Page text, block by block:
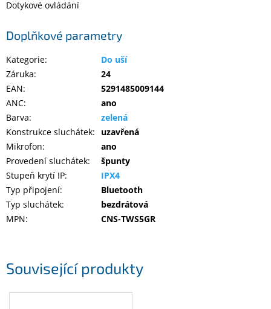
Související produkty
Dotykové ovládání
Doplňkové parametry
Kategorie:
Do uší
Záruka:
24
EAN:
5291485009144
ANC:
ano
Barva:
zelená
Konstrukce sluchátek:
uzavřená
Mikrofon:
ano
Provedení sluchátek:
špunty
Stupeň krytí IP:
IPX4
Typ připojení:
Bluetooth
Typ sluchátek:
bezdrátová
MPN: CNS-TWS5GR